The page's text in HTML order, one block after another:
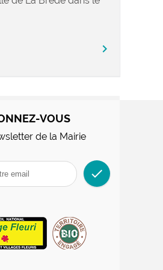
chevron_right
VOUS
de la Mairie
check